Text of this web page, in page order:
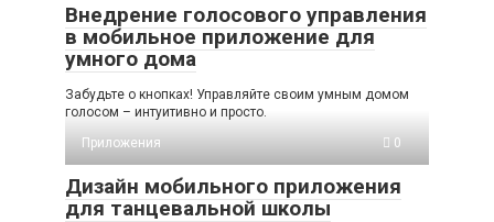
Внедрение голосового управления
в мобильное приложение для
умного дома
Забудьте о кнопках! Управляйте своим умным домом
голосом – интуитивно и просто.
Приложения
0
Дизайн мобильного приложения
для танцевальной школы